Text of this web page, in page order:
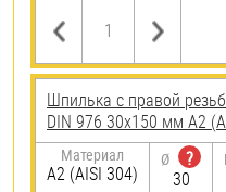
Шпилька с правой
DIN 976 30х150 мм А2
Материал
А2 (AISI 304)
Ø
?
30